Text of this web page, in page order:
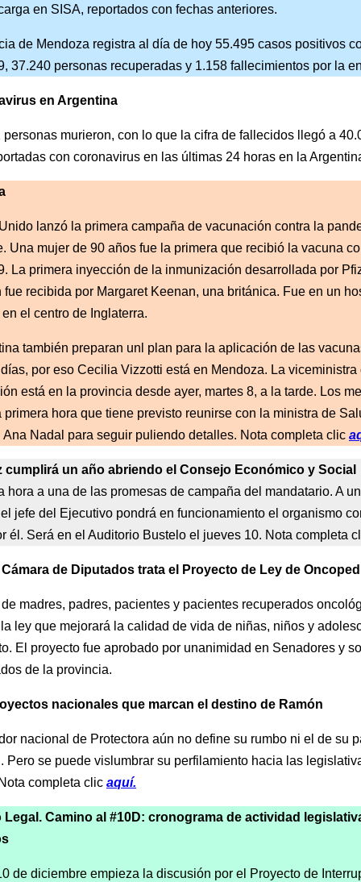
en SISA, reportados con fechas anteriores.
de Mendoza registra al día de hoy 55.495 casos positivos
37.240 personas recuperadas y 1.158 fallecimientos por la
en Argentina
personas murieron, con lo que la cifra de fallecidos llegó a
con coronavirus en las últimas 24 horas en la
lanzó la primera campaña de vacunación contra la
Una mujer de 90 años fue la primera que recibió la vacuna
La primera inyección de la inmunización desarrollada por
fue recibida por Margaret Keenan, una británica. Fue en un
el centro de Inglaterra.
también preparan unl plan para la aplicación de las
por eso Cecilia Vizzotti está en Mendoza. La viceministra
está en la provincia desde ayer, martes 8, a la tarde. Los
primera hora que tiene previsto reunirse con la ministra de
Ana Nadal para seguir puliendo detalles. Nota completa clic
cumplirá un año abriendo el Consejo Económico y Social
hora a una de las promesas de campaña del mandatario. A
jefe del Ejecutivo pondrá en funcionamiento el organismo
él. Será en el Auditorio Bustelo el jueves 10. Nota completa
de Diputados trata el Proyecto de Ley de
madres, padres, pacientes y pacientes recuperados
ley que mejorará la calidad de vida de niñas, niños y
El proyecto fue aprobado por unanimidad en Senadores y
de la provincia.
nacionales que marcan el destino de Ramón
nacional de Protectora aún no define su rumbo ni el de su
Pero se puede vislumbrar su perfilamiento hacia las
completa clic aquí.
Legal. Camino al #10D: cronograma de actividad
de diciembre empieza la discusión por el Proyecto de